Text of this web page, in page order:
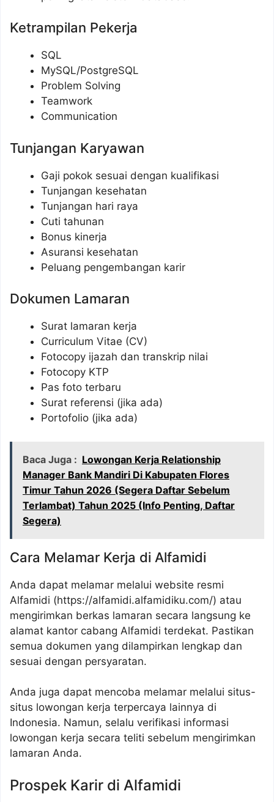
Ketrampilan Pekerja
SQL
MySQL/PostgreSQL
Problem Solving
Teamwork
Communication
Tunjangan Karyawan
Gaji pokok sesuai dengan kualifikasi
Tunjangan kesehatan
Tunjangan hari raya
Cuti tahunan
Bonus kinerja
Asuransi kesehatan
Peluang pengembangan karir
Dokumen Lamaran
Surat lamaran kerja
Curriculum Vitae (CV)
Fotocopy ijazah dan transkrip nilai
Fotocopy KTP
Pas foto terbaru
Surat referensi (jika ada)
Portofolio (jika ada)
Baca Juga : Lowongan Kerja Relationship
Manager Bank Mandiri Di Kabupaten Flores
Timur Tahun 2026 (Segera Daftar Sebelum
Terlambat) Tahun 2025 (Info Penting, Daftar
Segera)
Cara Melamar Kerja di Alfamidi
Anda dapat melamar melalui website resmi
Alfamidi (https://alfamidi.alfamidiku.com/) atau
mengirimkan berkas lamaran secara langsung ke
alamat kantor cabang Alfamidi terdekat. Pastikan
semua dokumen yang dilampirkan lengkap dan
sesuai dengan persyaratan.
Anda juga dapat mencoba melamar melalui situs-
situs lowongan kerja terpercaya lainnya di
Indonesia. Namun, selalu verifikasi informasi
lowongan kerja secara teliti sebelum mengirimkan
lamaran Anda.
Prospek Karir di Alfamidi